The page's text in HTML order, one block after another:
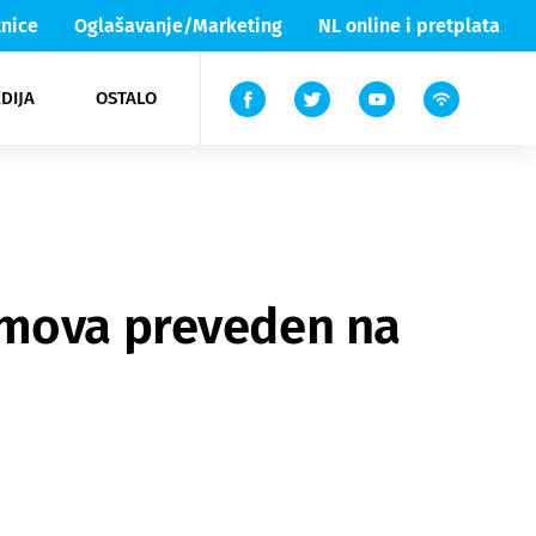
Oglašavanje/Marketing NL online i pretplata
OSTALO
Lika & Senj
TV
preveden na